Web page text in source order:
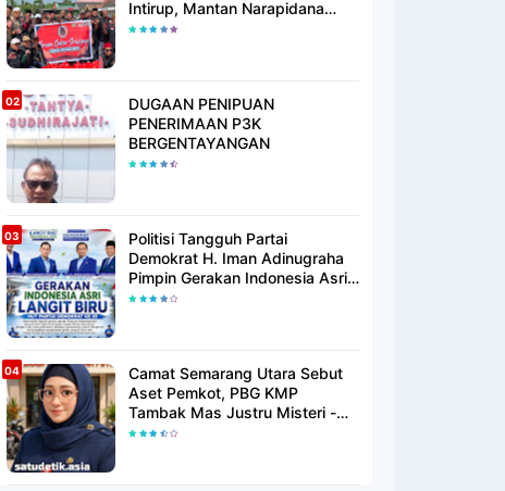
Intirup, Mantan Narapidana
yang Telah Berhijrah Turut
DUGAAN PENIPUAN
PENERIMAAN P3K
BERGENTAYANGAN
Politisi Tangguh Partai
Demokrat H. Iman Adinugraha
Pimpin Gerakan Indonesia Asri
Langit Biru Di Pantai Citepus
Camat Semarang Utara Sebut
Aset Pemkot, PBG KMP
Tambak Mas Justru Misteri -
Warga Menunggu Kepastian